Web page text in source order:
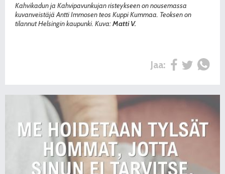
Kahvikadun ja Kahvipavunkujan risteykseen on nousemassa
kuvanveistäjä Antti Immosen teos Kuppi Kummaa. Teoksen on
tilannut Helsingin kaupunki. Kuva:Matti V.
Jaa: